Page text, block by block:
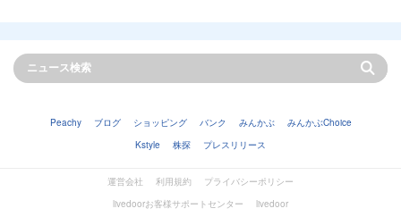
Peachy ブログ ショッピング バンク みんかぶ
みんかぶChoice
Kstyle
株探 プレスリリース
運営会社 利用規約
プライバシーポリシー
livedoorお客様サポートセンター
livedoor